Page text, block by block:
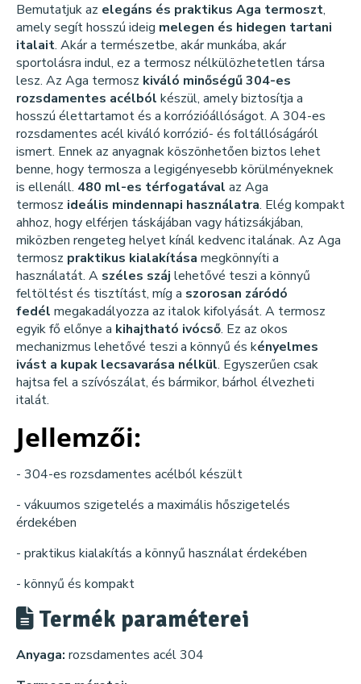
Bemutatjuk az elegáns és praktikus Aga termoszt,
amely segít hosszú ideig melegen és hidegen tartani
italait. Akár a természetbe, akár munkába, akár
sportolásra indul, ez a termosz nélkülözhetetlen társa
lesz. Az Aga termosz kiváló minőségű 304-es
rozsdamentes acélból készül, amely biztosítja a
hosszú élettartamot és a korrózióállóságot. A 304-es
rozsdamentes acél kiváló korrózió- és foltállóságáról
ismert. Ennek az anyagnak köszönhetően biztos lehet
benne, hogy termosza a legigényesebb körülményeknek
is ellenáll. 480 ml-es térfogatával az Aga
termosz ideális mindennapi használatra. Elég kompakt
ahhoz, hogy elférjen táskájában vagy hátizsákjában,
miközben rengeteg helyet kínál kedvenc italának. Az Aga
termosz praktikus kialakítása megkönnyíti a
használatát. A széles száj lehetővé teszi a könnyű
feltöltést és tisztítást, míg a szorosan záródó
fedél megakadályozza az italok kifolyását. A termosz
egyik fő előnye a kihajtható ivócső. Ez az okos
mechanizmus lehetővé teszi a könnyű és kényelmes
ivást a kupak lecsavarása nélkül. Egyszerűen csak
hajtsa fel a szívószálat, és bármikor, bárhol élvezheti
italát.
Jellemzői:
- 304-es rozsdamentes acélból készült
- vákuumos szigetelés a maximális hőszigetelés
érdekében
- praktikus kialakítás a könnyű használat érdekében
- könnyű és kompakt
Termék paraméterei
Anyaga: rozsdamentes acél 304